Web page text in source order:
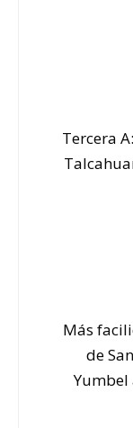
Tercera
Más
de
Yumbel